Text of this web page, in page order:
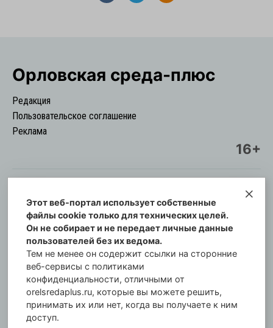
Орловская cреда-плюс
Редакция
Пользовательское соглашение
Реклама
16+
© Информационный городской портал
Орловская cреда-плюс, 2021-2026
Свидетельство о регистрации СМИ: ПИ №57-
00254 от 29 октября 2013 г.
Газета зарегистрирована Управлением
Федеральной службы по надзору в сфере связи,
информационных технологий и массовых
коммуникаций по Орловской области.
Главный редактор: Татьяна Филёва
Этот веб-портал использует собственные
файлы cookie только для технических целей.
Он не собирает и не передает личные данные
пользователей без их ведома.
Тем не менее он содержит ссылки на сторонние
веб-сервисы с политиками
конфиденциальности, отличными от
orelsredaplus.ru, которые вы можете решить,
принимать их или нет, когда вы получаете к ним
доступ.